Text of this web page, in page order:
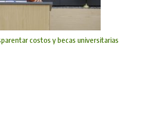
costos y becas universitarias